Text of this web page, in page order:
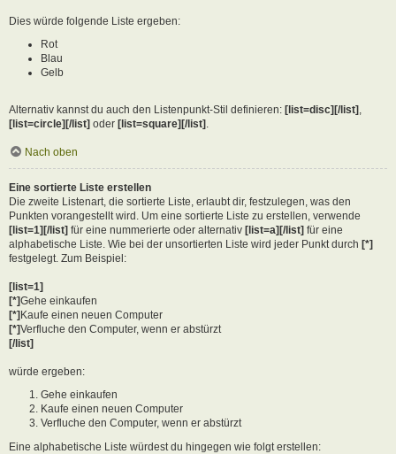
Dies würde folgende Liste ergeben:
Rot
Blau
Gelb
Alternativ kannst du auch den Listenpunkt-Stil definieren: [list=disc][/list] ,
[list=circle][/list] oder [list=square][/list] .
Nach oben
Eine sortierte Liste erstellen
Die zweite Listenart, die sortierte Liste, erlaubt dir, festzulegen, was den
Punkten vorangestellt wird. Um eine sortierte Liste zu erstellen, verwende
[list=1][/list] für eine nummerierte oder alternativ [list=a][/list] für eine
alphabetische Liste. Wie bei der unsortierten Liste wird jeder Punkt durch [*]
festgelegt. Zum Beispiel:
[list=1]
[*]Gehe einkaufen
[*] Kaufe einen neuen Computer
[*]Verfluche den Computer, wenn er abstürzt
[/list]
würde ergeben:
Gehe einkaufen
Kaufe einen neuen Computer
Verfluche den Computer, wenn er abstürzt
Eine alphabetische Liste würdest du hingegen wie folgt erstellen: